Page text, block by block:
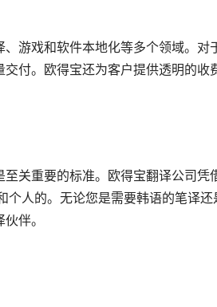
游戏和软件本地化等多个领域。对
付。欧得宝还为客户提供透明的收
关重要的标准。欧得宝翻译公司凭
人的。无论您是需要韩语的笔译还
伴。